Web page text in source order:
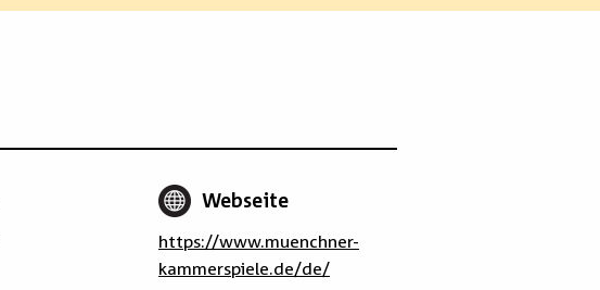
Webseite
https://www.muenchner-
kammerspiele.de/de/